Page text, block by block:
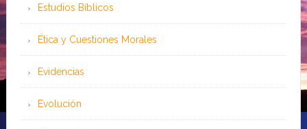
Estudios Bíblicos
Ética y Cuestiones Morales
Evidencias
Evolución